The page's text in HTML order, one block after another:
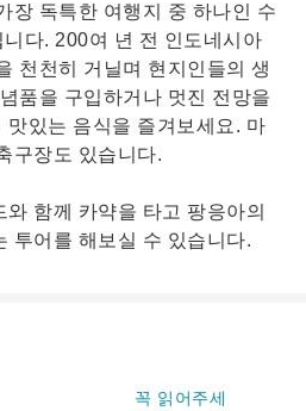
장 독특한 여행지 중 하나인 수
다. 200여 년 전 인도네시아
천천히 거닐며 현지인들의 생
품을 구입하거나 멋진 전망을
맛있는 음식을 즐겨보세요. 마
구장도 있습니다.
함께 카약을 타고 팡응아의
투어를 해보실 수 있습니다.
꼭 읽어주세